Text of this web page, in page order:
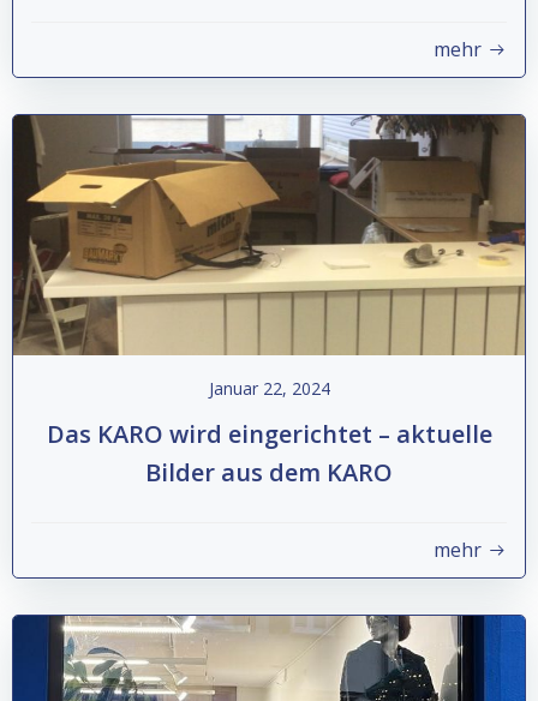
mehr
Januar 22, 2024
Das KARO wird eingerichtet – aktuelle
Bilder aus dem KARO
mehr